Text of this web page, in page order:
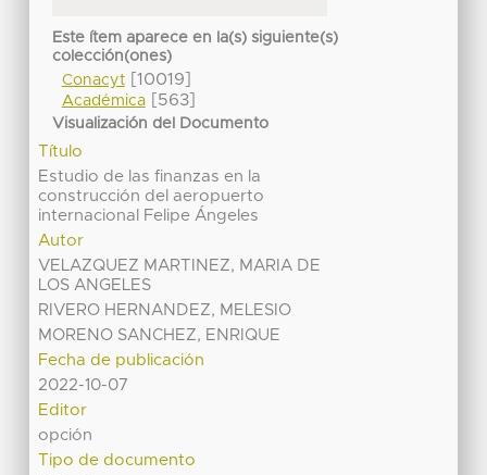
Este ítem aparece en la(s) siguiente(s)
colección(ones)
Conacyt[10019]
Académica[563]
Visualización del Documento
Título
Estudio de las finanzas en la
construcción del aeropuerto
internacional Felipe Ángeles
Autor
VELAZQUEZ MARTINEZ, MARIA DE
LOS ANGELES
RIVERO HERNANDEZ, MELESIO
MORENO SANCHEZ, ENRIQUE
Fecha de publicación
2022-10-07
Editor
opción
Tipo de documento